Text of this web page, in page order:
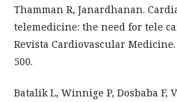
Thamman R, Janardhanan.
telemedicine: the need for tele
Revista Cardiovascular Medicine.
500.
Batalik L, Winnige P, Dosbaba F,